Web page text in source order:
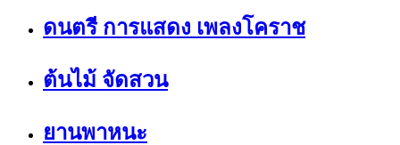
ดนตรี การแสดง เพลงโคราช
ต้นไม้ จัดสวน
ยานพาหนะ